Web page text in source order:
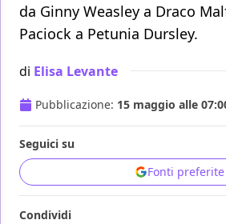
da Ginny Weasley a Draco
Paciock a Petunia Dursley.
di Elisa Levante
Pubblicazione: 15 maggio alle
Seguici su
Fonti preferite
Condividi